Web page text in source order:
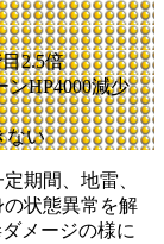
2.5倍
ンHP4000減少
ない
期間、地雷、
状態異常を解
メージの様に